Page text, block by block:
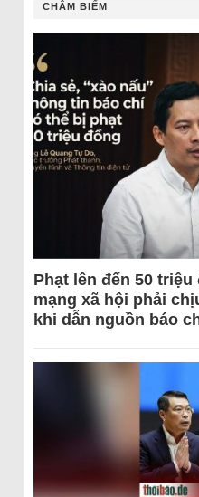
CHÂM BIẾM
Phạt lên đến 50
mạng xã hội phải
khi dẫn nguồn báo